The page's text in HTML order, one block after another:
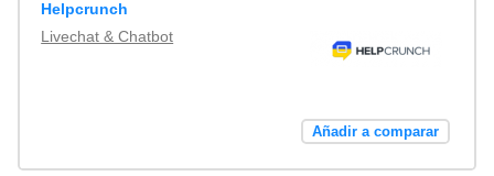
Helpcrunch
Livechat & Chatbot
Añadir a comparar